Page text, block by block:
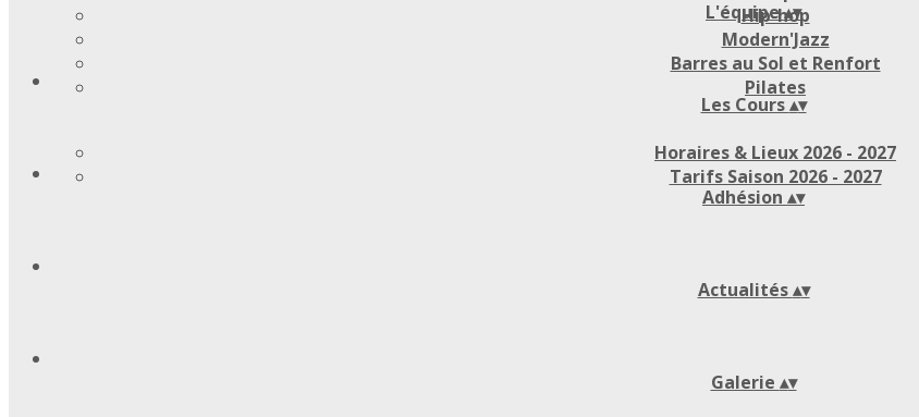
Hip-hop
Modern'Jazz
Barres au Sol et Renfort
Pilates
L'équipe▴▾
Les Cours▴▾
Horaires & Lieux 2026 - 2027
Tarifs Saison 2026 - 2027
Adhésion ▴▾
Actualités▴▾
Galerie ▴▾